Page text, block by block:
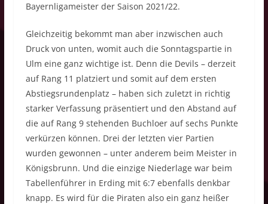
Bayernligameister der Saison 2021/22.
Gleichzeitig bekommt man aber inzwischen auch
Druck von unten, womit auch die Sonntagspartie in
Ulm eine ganz wichtige ist. Denn die Devils – derzeit
auf Rang 11 platziert und somit auf dem ersten
Abstiegsrundenplatz – haben sich zuletzt in richtig
starker Verfassung präsentiert und den Abstand auf
die auf Rang 9 stehenden Buchloer auf sechs Punkte
verkürzen können. Drei der letzten vier Partien
wurden gewonnen – unter anderem beim Meister in
Königsbrunn. Und die einzige Niederlage war beim
Tabellenführer in Erding mit 6:7 ebenfalls denkbar
knapp. Es wird für die Piraten also ein ganz heißer